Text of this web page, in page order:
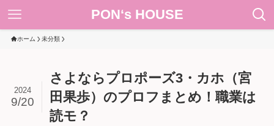
PON‘s HOUSE
ホーム 未分類
さよならプロポーズ3・カホ（宮
田果歩）のプロフまとめ！職業は
読モ？
2024
9/20